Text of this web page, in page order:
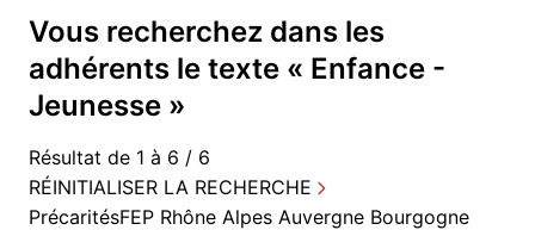
Vous recherchez dans les
adhérents le texte « Enfance -
Jeunesse »
Résultat de 1 à 6 / 6
RÉINITIALISER LA RECHERCHE
PrécaritésFEP Rhône Alpes Auvergne Bourgogne